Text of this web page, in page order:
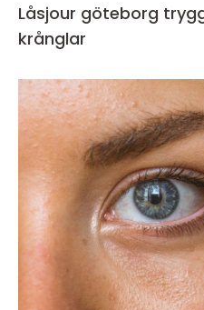
Låsjour göteborg trygg hjälp när låset
krånglar